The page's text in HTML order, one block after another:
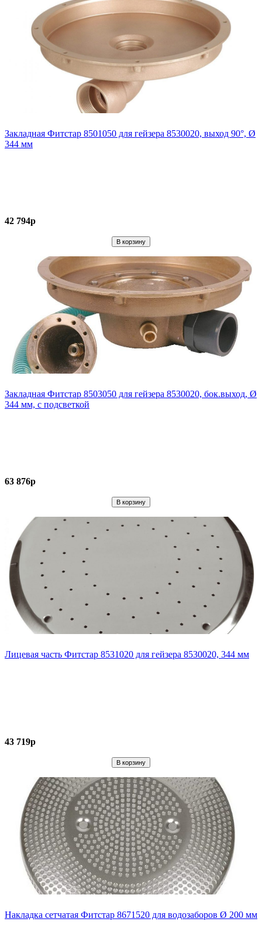
Закладная Фитстар 8501050 для гейзера 8530020, выход 90°, Ø
344 мм
42 794р
Закладная Фитстар 8503050 для гейзера 8530020, бок.выход, Ø
344 мм, с подсветкой
63 876р
Лицевая часть Фитстар 8531020 для гейзера 8530020, 344 мм
43 719р
Накладка сетчатая Фитстар 8671520 для водозаборов Ø 200 мм